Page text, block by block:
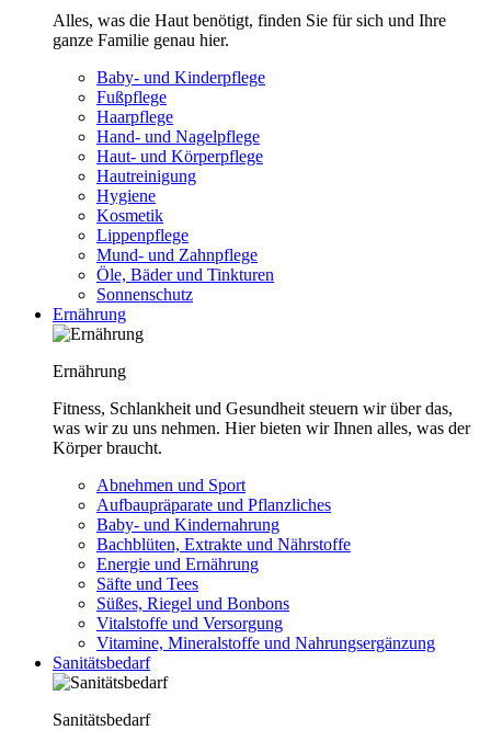
Alles, was die Haut benötigt, finden Sie für sich und Ihre
ganze Familie genau hier.
Baby- und Kinderpflege
Fußpflege
Haarpflege
Hand- und Nagelpflege
Haut- und Körperpflege
Hautreinigung
Hygiene
Kosmetik
Lippenpflege
Mund- und Zahnpflege
Öle, Bäder und Tinkturen
Sonnenschutz
Ernährung
Ernährung
Fitness, Schlankheit und Gesundheit steuern wir über das,
was wir zu uns nehmen. Hier bieten wir Ihnen alles, was der
Körper braucht.
Abnehmen und Sport
Aufbaupräparate und Pflanzliches
Baby- und Kindernahrung
Bachblüten, Extrakte und Nährstoffe
Energie und Ernährung
Säfte und Tees
Süßes, Riegel und Bonbons
Vitalstoffe und Versorgung
Vitamine, Mineralstoffe und Nahrungsergänzung
Sanitätsbedarf
Sanitätsbedarf